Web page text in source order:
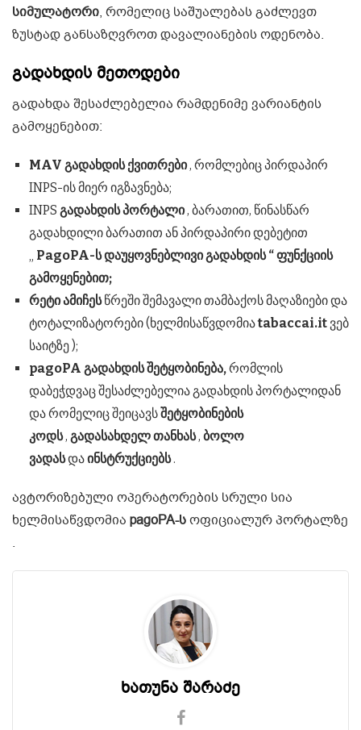
სიმულატორი, რომელიც საშუალებას გაძლევთ
ზუსტად განსაზღვროთ დავალიანების ოდენობა.
გადახდის მეთოდები
გადახდა შესაძლებელია რამდენიმე ვარიანტის
გამოყენებით:
MAV გადახდის ქვითრები, რომლებიც პირდაპირ
INPS-ის მიერ იგზავნება;
INPS გადახდის პორტალი, ბარათით, წინასწარ
გადახდილი ბარათით ან პირდაპირი დებეტით
„ PagoPA-ს დაუყოვნებლივი გადახდის “ ფუნქციის
გამოყენებით;
რეტი ამიჩესწრეში შემავალი თამბაქოს მაღაზიები და
ტოტალიზატორები (ხელმისაწვდომიაtabaccai.itვებ
საიტზე );
pagoPA გადახდის შეტყობინება,რომლის
დაბეჭდვაც შესაძლებელია გადახდის პორტალიდან
და რომელიც შეიცავსშეტყობინების
კოდს, გადასახდელ თანხას, ბოლო
ვადასდაინსტრუქციებს.
ავტორიზებული ოპერატორების სრული სია
ხელმისაწვდომია pagoPA-სოფიციალურ პორტალზე
.
ხათუნა შარაძე